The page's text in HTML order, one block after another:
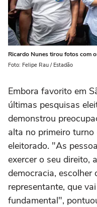
Ricardo Nunes tirou fotos com
Foto: Felipe Rau / Estadão
Embora favorito em
últimas pesquisas
demonstrou
alta no primeiro
eleitorado. "As
exercer o seu direito,
democracia, escolher
representante, que
fundamental",